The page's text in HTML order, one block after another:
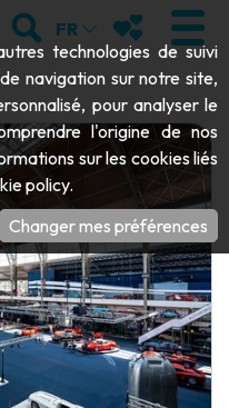
POUR CET
RECHERCHER
FR MES FAVORIS
technologies de suivi
navigation sur notre site,
pour analyser le
l'origine de nos
sur les cookies liés
policy.
Changer mes préférences